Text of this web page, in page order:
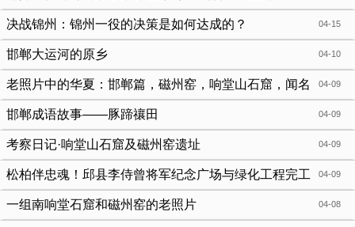
04-15
决战锦州：锦州一役的决策是如何达成的？
04-10
邯郸大运河的原乡
04-09
老照片中的华夏：邯郸篇，磁州窑，响堂山石窟，闻名
天下！ 04-09
邯郸成语故事——豚蹄禳田
04-09
考察日记·响堂山石窟及磁州窑遗址
04-09
松柏伴忠魂！邱县李侍曾将军纪念广场与绿化工程完工
04-08
一组南响堂石窟和磁州窑的老照片